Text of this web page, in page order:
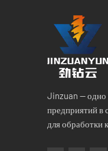
Jinzuan — одно
предприятий в
для обработки